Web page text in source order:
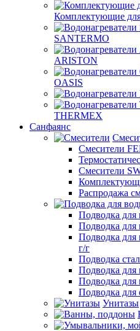
Комплектующие для
SANTERMO
ARISTON
OASIS
THERMEX
Санфаянс
Смесители
Смесители
Распродажа
Подводка
Подводка
Подводка для
г/г
Подводка
Подводка
Подводка
Подводка для
Унитазы